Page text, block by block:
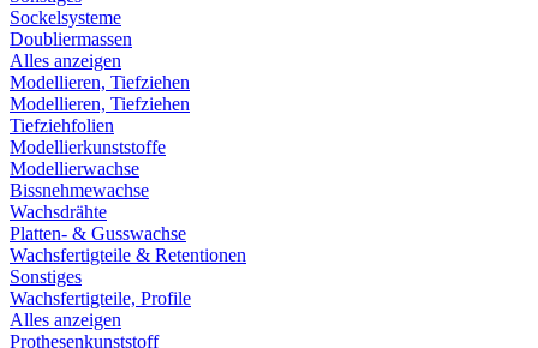
Sockelsysteme
Doubliermassen
Alles anzeigen
Modellieren, Tiefziehen
Modellieren, Tiefziehen
Tiefziehfolien
Modellierkunststoffe
Modellierwachse
Bissnehmewachse
Wachsdrähte
Platten- & Gusswachse
Wachsfertigteile & Retentionen
Sonstiges
Wachsfertigteile, Profile
Alles anzeigen
Prothesenkunststoff